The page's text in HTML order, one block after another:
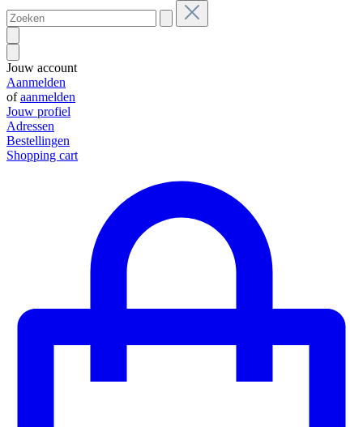
Jouw account
Aanmelden
ofaanmelden
Jouw profiel
Adressen
Bestellingen
Shopping cart